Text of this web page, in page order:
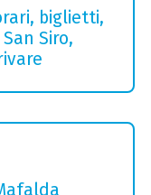
biglietti,
Siro,